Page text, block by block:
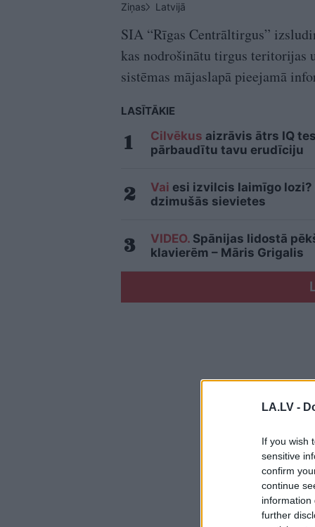
LA.LV -
If you wish
sensitive
confirm
continue
information
further
Ziņas
Latvijā
SIA “Rīgas Centrāltirgus”
kas nodrošinātu tirgus teritorijas
sistēmas mājaslapā pieejamā
LASĪTĀKIE
Cilvēkus aizrāvis ātrs IQ
pārbaudītu tavu erudīciju
Vai esi izvilcis laimīgo
dzimušās sievietes
VIDEO. Spānijas lidostā
klavierēm – Māris Grigalis